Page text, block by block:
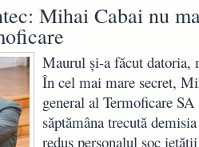
Mihai Cabai nu
Maurul şi-a făcut datoria,
În cel mai mare secret,
general al Termoficare
săptămâna trecută
redus personalul soc